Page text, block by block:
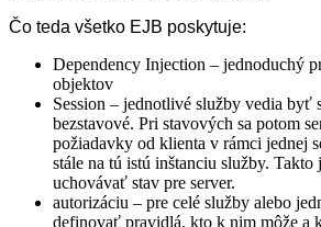
Čo teda všetko EJB poskytuje:
Dependency Injection – jednoduchý
objektov
Session – jednotlivé služby vedia byť
bezstavové. Pri stavových sa potom
požiadavky od klienta v rámci jednej
stále na tú istú inštanciu služby. Takto
uchovávať stav pre server.
autorizáciu – pre celé služby alebo
definovať pravidlá, kto k nim môže a